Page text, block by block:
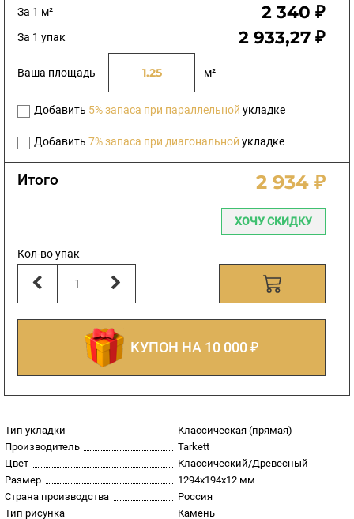
За 1 м² 2 340 ₽
За 1 упак 2 933,27 ₽
Ваша площадь м²
Добавить 5% запаса при параллельной укладке
Добавить 7% запаса при диагональной укладке
Итого 2 934 ₽
ХОЧУ СКИДКУ
Кол-во упак
КУПОН НА 10 000 ₽
Тип укладки
Классическая (прямая)
Производитель
Tarkett
Цвет
Классический/Древесный
Размер
1294х194х12 мм
Страна производства
Россия
Тип рисунка
Камень